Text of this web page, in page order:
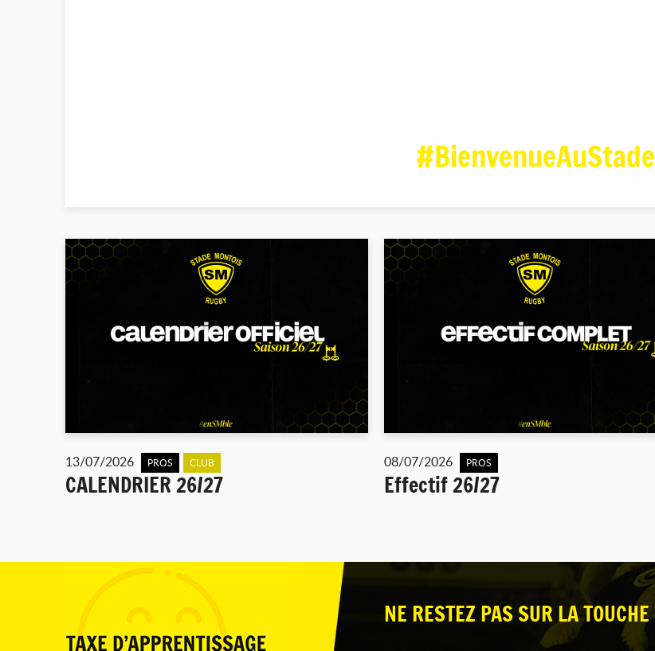
#BienvenueAuStade
13/07/2026 PROS CLUB
CALENDRIER 26/27
08/07/2026 PROS
Effectif 26/27
NE RESTEZ PAS SUR LA TOUCHE